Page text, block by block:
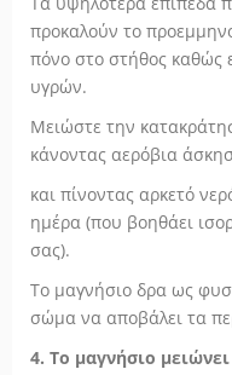
προκαλούν το
πόνο στο στήθος καθώς
υγρών.
Μειώστε την
κάνοντας αερόβια
και πίνοντας αρκετό
ημέρα (που βοηθάει
σας).
Το μαγνήσιο δρα ως
σώμα να αποβάλει τα
4. Το μαγνήσιο